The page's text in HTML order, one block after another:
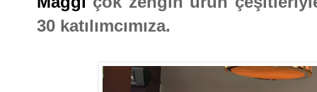
30 katılımcımıza.